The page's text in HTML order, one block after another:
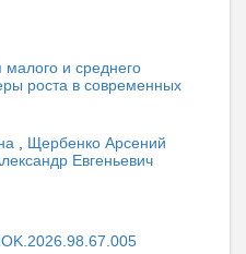
и среднего
роста в современных
Щербенко Арсений
Евгеньевич